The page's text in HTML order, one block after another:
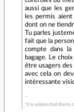
aussi que les
les permis
dont on ne
Tu parles
fait que la
compte dans
bagage. Le
être usagers
avec cela on
intéressante
“It is seldom that liberty